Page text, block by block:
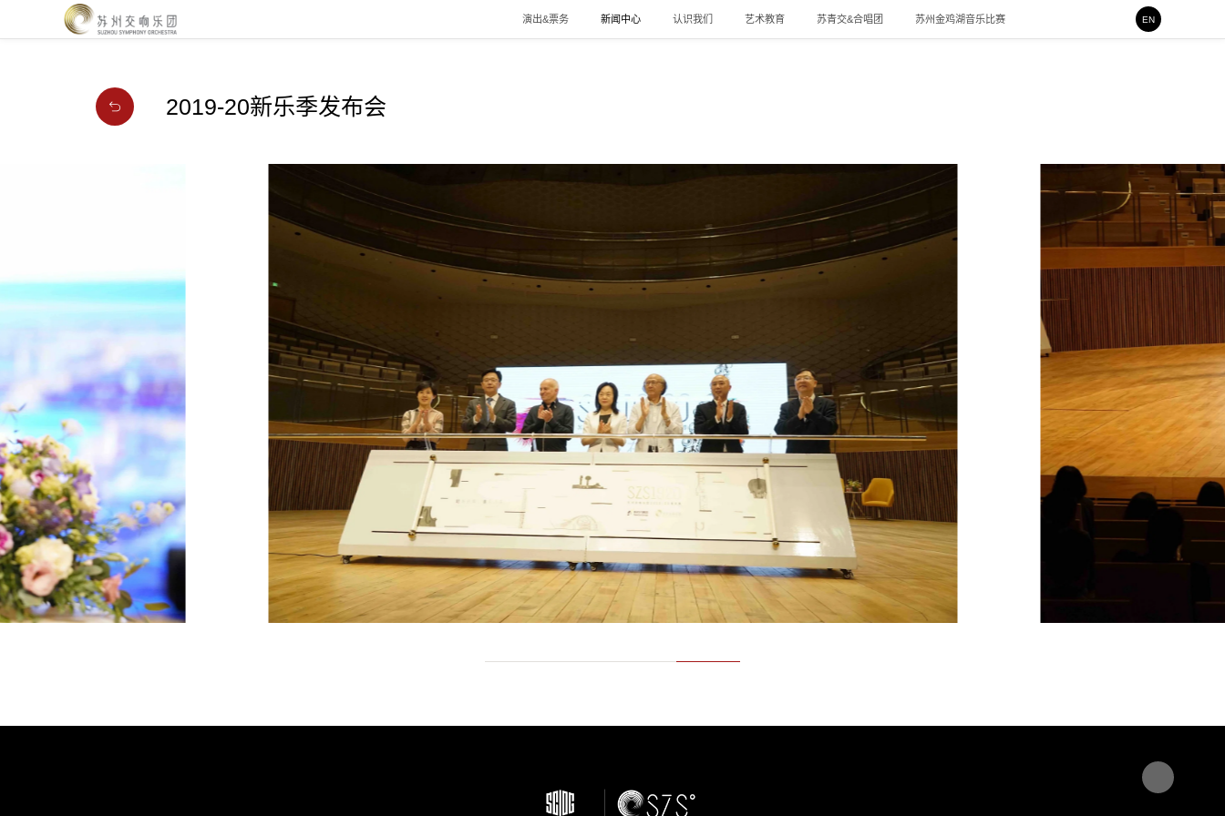
EN
演出&票务 新闻中心 认识我们 艺术教育 苏青交&合唱团 苏州金鸡湖音乐比赛
2019-20新乐季发布会